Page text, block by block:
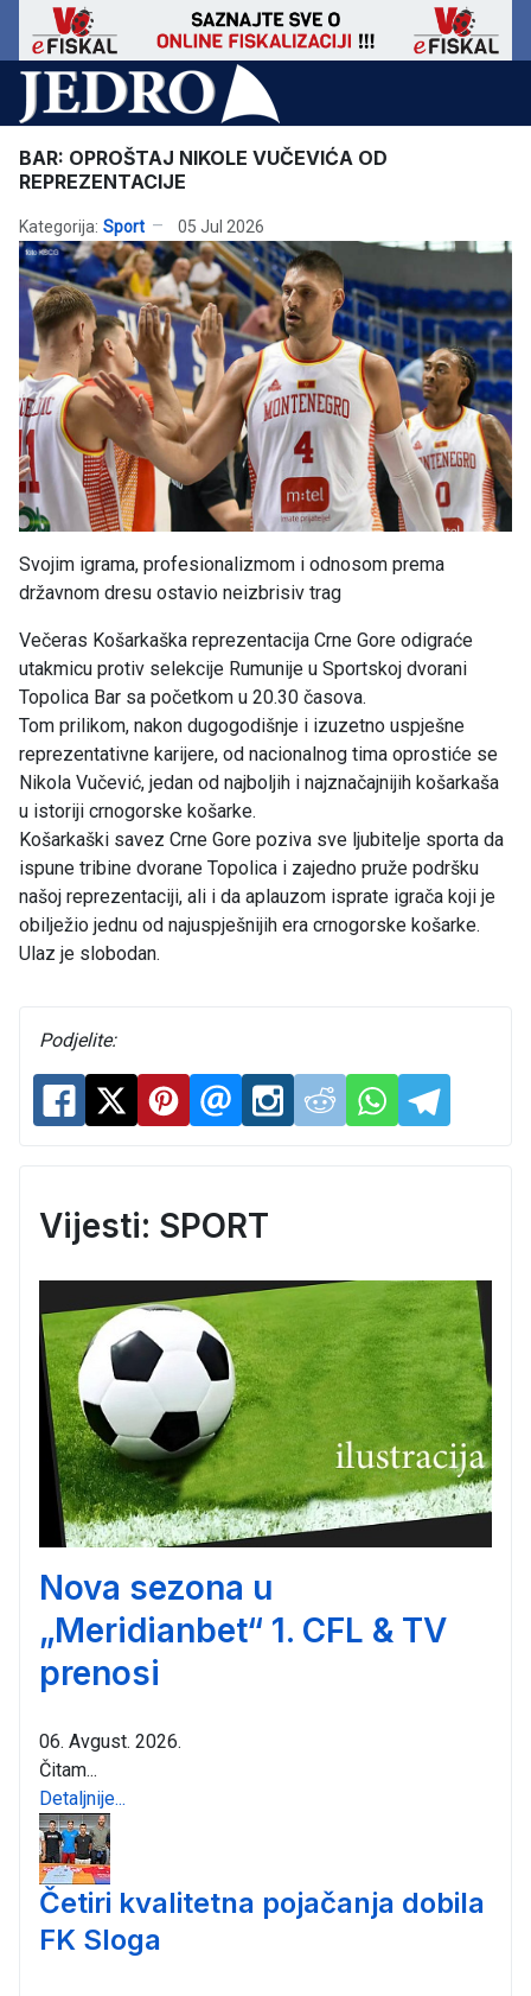
BAR: OPROŠTAJ NIKOLE VUČEVIĆA OD
REPREZENTACIJE
Kategorija: Sport 05 Jul 2026
Svojim igrama, profesionalizmom i odnosom prema
državnom dresu ostavio neizbrisiv trag
Večeras Košarkaška reprezentacija Crne Gore odigraće
utakmicu protiv selekcije Rumunije u Sportskoj dvorani
Topolica Bar sa početkom u 20.30 časova.
Tom prilikom, nakon dugogodišnje i izuzetno uspješne
reprezentativne karijere, od nacionalnog tima oprostiće se
Nikola Vučević, jedan od najboljih i najznačajnijih košarkaša
u istoriji crnogorske košarke.
Košarkaški savez Crne Gore poziva sve ljubitelje sporta da
ispune tribine dvorane Topolica i zajedno pruže podršku
našoj reprezentaciji, ali i da aplauzom isprate igrača koji je
obilježio jednu od najuspješnijih era crnogorske košarke.
Ulaz je slobodan.
Podjelite:
Vijesti: SPORT
Nova sezona u
„Meridianbet“ 1. CFL & TV
prenosi
06. Avgust. 2026.
Čitam...
Detaljnije...
Četiri kvalitetna pojačanja dobila
FK Sloga